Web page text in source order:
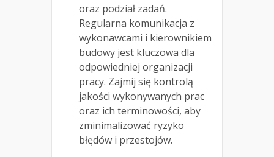
oraz podział zadań.
Regularna komunikacja z
wykonawcami i kierownikiem
budowy jest kluczowa dla
odpowiedniej organizacji
pracy. Zajmij się kontrolą
jakości wykonywanych prac
oraz ich terminowości, aby
zminimalizować ryzyko
błędów i przestojów.